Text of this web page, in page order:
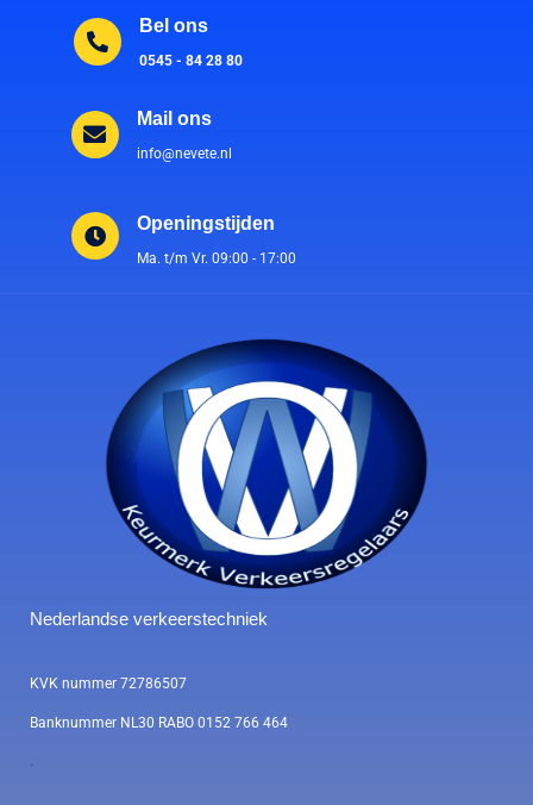
Bel ons
0545 - 84 28 80
Mail ons
info@nevete.nl
Openingstijden
Ma. t/m Vr. 09:00 - 17:00
Nederlandse verkeerstechniek
KVK nummer 72786507
Banknummer NL30 RABO 0152 766 464
.